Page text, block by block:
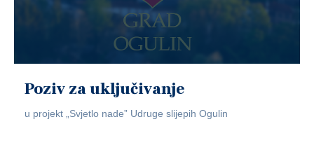
Poziv za uključivanje
u projekt „Svjetlo nade” Udruge slijepih Ogulin